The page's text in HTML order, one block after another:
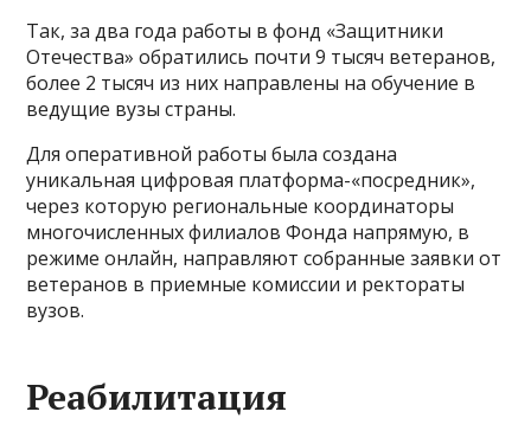
Так, за два года работы в фонд «Защитники
Отечества» обратились почти 9 тысяч ветеранов,
более 2 тысяч из них направлены на обучение в
ведущие вузы страны.
Для оперативной работы была создана
уникальная цифровая платформа-«посредник»,
через которую региональные координаторы
многочисленных филиалов Фонда напрямую, в
режиме онлайн, направляют собранные заявки от
ветеранов в приемные комиссии и ректораты
вузов.
Реабилитация